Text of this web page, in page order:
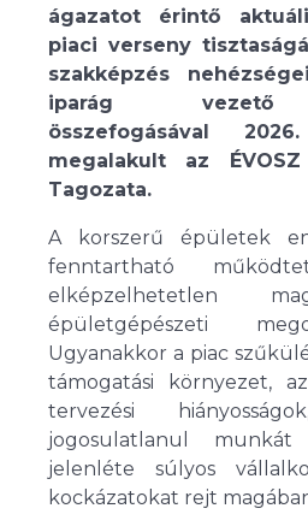
ágazatot érintő
piaci verseny
szakképzés
iparág vezető
összefogásával
megalakult az
Tagozata.
A korszerű épületek
fenntartható
elképzelhetetlen
épületgépészeti
Ugyanakkor a piac
támogatási környezet,
tervezési
jogosulatlanul
jelenléte súlyos
kockázatokat rejt